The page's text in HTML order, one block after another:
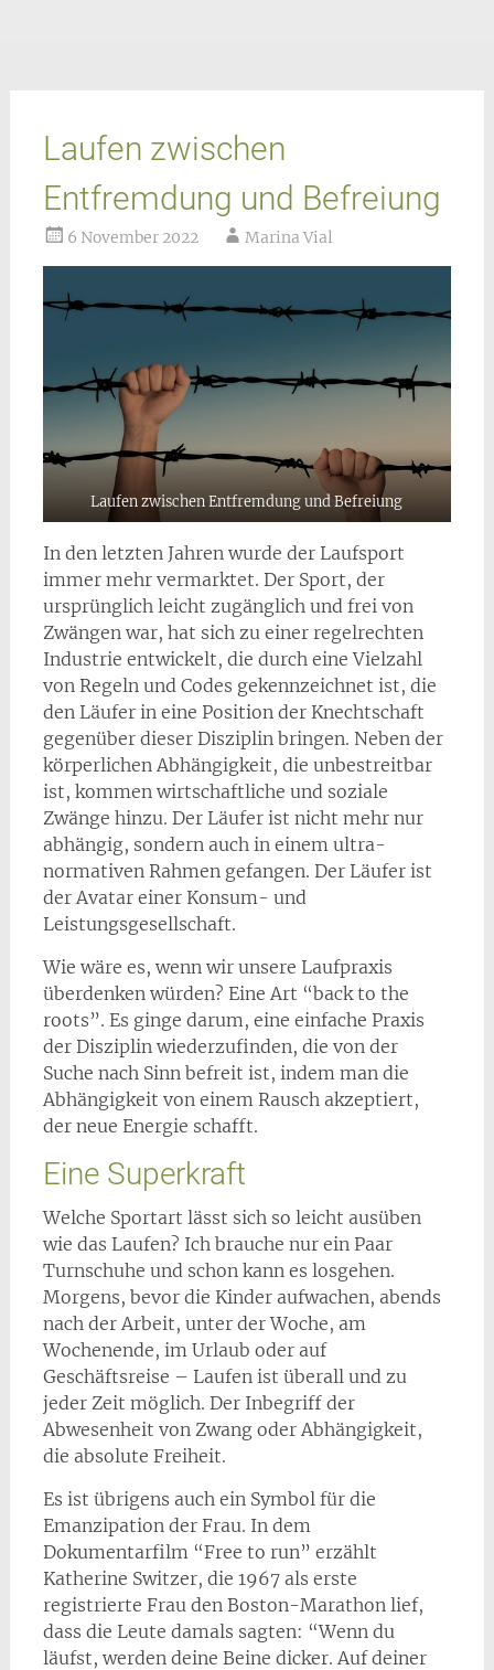
Laufen zwischen
Entfremdung und Befreiung
6 November 2022 Marina Vial
Laufen zwischen Entfremdung und Befreiung
In den letzten Jahren wurde der Laufsport
immer mehr vermarktet. Der Sport, der
ursprünglich leicht zugänglich und frei von
Zwängen war, hat sich zu einer regelrechten
Industrie entwickelt, die durch eine Vielzahl
von Regeln und Codes gekennzeichnet ist, die
den Läufer in eine Position der Knechtschaft
gegenüber dieser Disziplin bringen. Neben der
körperlichen Abhängigkeit, die unbestreitbar
ist, kommen wirtschaftliche und soziale
Zwänge hinzu. Der Läufer ist nicht mehr nur
abhängig, sondern auch in einem ultra-
normativen Rahmen gefangen. Der Läufer ist
der Avatar einer Konsum- und
Leistungsgesellschaft.
Wie wäre es, wenn wir unsere Laufpraxis
überdenken würden? Eine Art “back to the
roots”. Es ginge darum, eine einfache Praxis
der Disziplin wiederzufinden, die von der
Suche nach Sinn befreit ist, indem man die
Abhängigkeit von einem Rausch akzeptiert,
der neue Energie schafft.
Eine Superkraft
Welche Sportart lässt sich so leicht ausüben
wie das Laufen? Ich brauche nur ein Paar
Turnschuhe und schon kann es losgehen.
Morgens, bevor die Kinder aufwachen, abends
nach der Arbeit, unter der Woche, am
Wochenende, im Urlaub oder auf
Geschäftsreise – Laufen ist überall und zu
jeder Zeit möglich. Der Inbegriff der
Abwesenheit von Zwang oder Abhängigkeit,
die absolute Freiheit.
Es ist übrigens auch ein Symbol für die
Emanzipation der Frau. In dem
Dokumentarfilm “Free to run” erzählt
Katherine Switzer, die 1967 als erste
registrierte Frau den Boston-Marathon lief,
dass die Leute damals sagten: “Wenn du
läufst, werden deine Beine dicker. Auf deiner